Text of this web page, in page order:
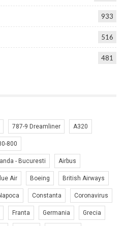
933
516
481
787-9 Dreamliner A320
800
- Bucuresti Airbus
Air Boeing British Airways
Constanta Coronavirus
Franta Germania Grecia